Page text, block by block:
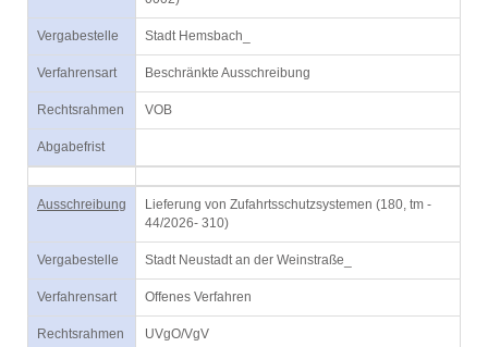
Vergabestelle Stadt Hemsbach_
Verfahrensart Beschränkte Ausschreibung
Rechtsrahmen VOB
Abgabefrist
Ausschreibung
Lieferung von Zufahrtsschutzsystemen (180, tm -
44/2026- 310)
Vergabestelle Stadt Neustadt an der Weinstraße_
Verfahrensart Offenes Verfahren
Rechtsrahmen UVgO/VgV